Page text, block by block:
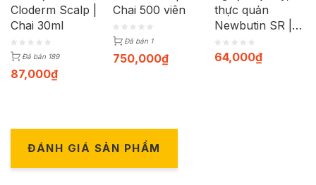
Cloderm Scalp |
Chai 30ml
Đã bán 189
87,000₫
Chai 500 viên
Đã bán 1
750,000₫
thực quản
Newbutin SR |
Hộp 30 viên
64,000₫
ĐÁNH GIÁ SẢN PHẨM